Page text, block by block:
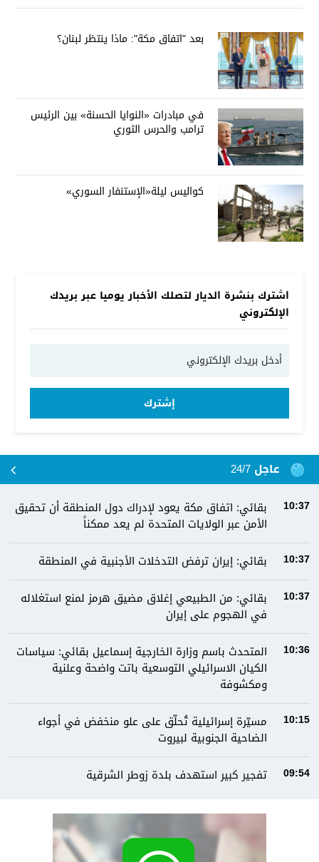
بعد "اتفاق مكة": ماذا ينتظر لبنان؟
في مبادرات «النوايا الحسنة» بين الرئيس
ترامب والحرس الثوري
كواليس ليلة«الإستنفار السوري»
اشترك بنشرة الديار لتصلك الأخبار يوميا عبر بريدك
الإلكتروني
إشترك
عاجل 24/7
10:37
بقائي: اتفاق مكة يعود لإدراك دول المنطقة أن تحقيق
الأمن عبر الولايات المتحدة لم يعد ممكناً
10:37 بقائي: إيران ترفض التدخلات الأجنبية في المنطقة
10:37
بقائي: من الطبيعي إغلاق مضيق هرمز لمنع استغلاله
في الهجوم على إيران
10:36
المتحدث باسم وزارة الخارجية إسماعيل بقائي: سياسات
الكيان الاسرائيلي التوسعية باتت واضحة وعلنية
ومكشوفة
10:15
مسيّرة إسرائيلية تُحلّق على علو منخفض في أجواء
الضاحية الجنوبية لبيروت
09:54 تفجير كبير استهدف بلدة زوطر الشرقية